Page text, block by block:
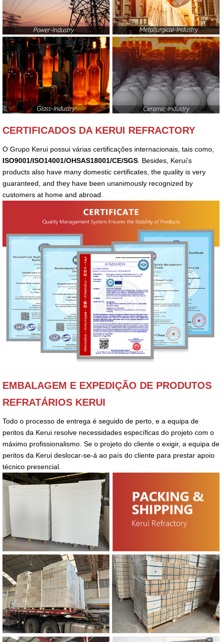
CERTIFICADOS DA KERUI REFRACTORY
O Grupo Kerui possui várias certificações internacionais, tais como,
ISO9001/ISO14001/OHSAS18001/CE/SGS. Besides, Kerui’s
products also have many domestic certificates, the quality is very
guaranteed, and they have been unanimously recognized by
customers at home and abroad.
EMBALAGEM E EXPEDIÇÃO DE PRODUTOS
REFRATÁRIOS KERUI
Todo o processo de entrega é seguido de perto, e a equipa de
peritos da Kerui resolve necessidades específicas do projeto com o
máximo profissionalismo. Se o projeto do cliente o exigir, a equipa de
peritos da Kerui deslocar-se-á ao país do cliente para prestar apoio
técnico presencial.